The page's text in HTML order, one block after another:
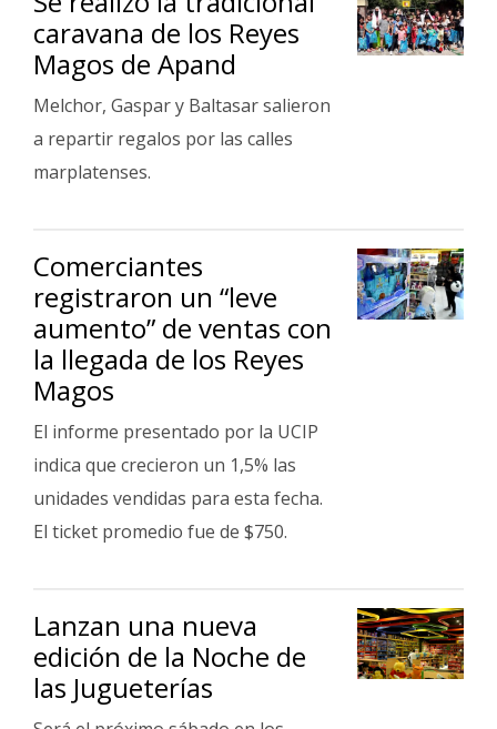
caravana de los Reyes
Magos de Apand
Melchor, Gaspar y Baltasar salieron
a repartir regalos por las calles
marplatenses.
Comerciantes
registraron un “leve
aumento” de ventas con
la llegada de los Reyes
Magos
El informe presentado por la UCIP
indica que crecieron un 1,5% las
unidades vendidas para esta fecha.
El ticket promedio fue de $750.
Lanzan una nueva
edición de la Noche de
las Jugueterías